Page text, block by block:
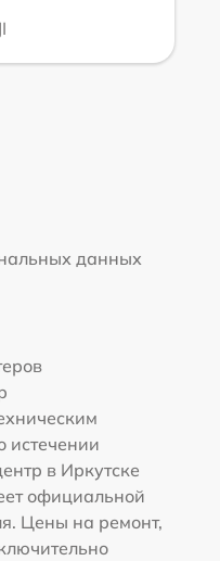
данных
истечении
в Иркутске
официальной
Цены на ремонт,